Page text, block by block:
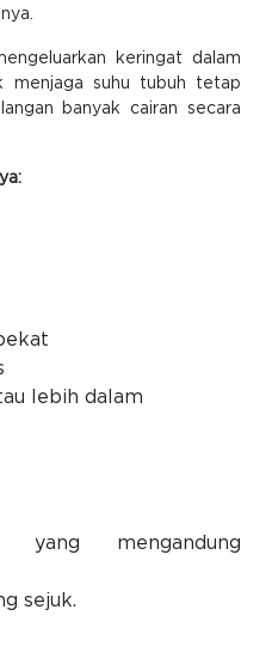
keringat dalam
menjaga suhu tubuh tetap
banyak cairan secara
lebih dalam
yang mengandung
sejuk.